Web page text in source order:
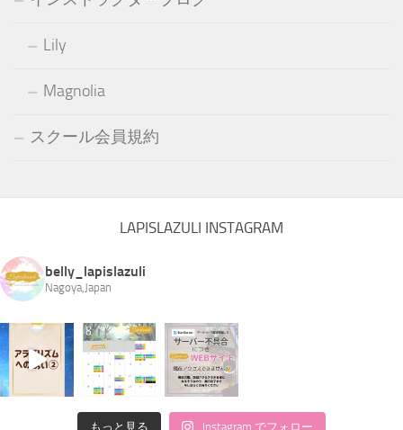
Lily
Magnolia
スクール会員規約
LAPISLAZULI INSTAGRAM
belly_lapislazuli
Nagoya,Japan
もっと見る Instagram でフォロー